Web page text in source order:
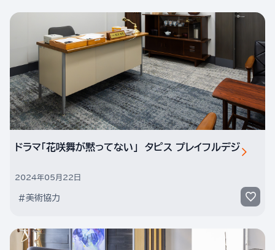
ドラマ「花咲舞が黙ってない」 タピス プレイフルデジ
2024年05月22日
#美術協力